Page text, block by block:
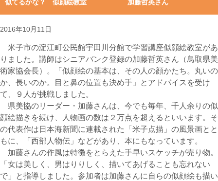
似てるかな？ 似顔絵教室 加藤哲英さん
2016年10月11日
米子市の淀江町公民館宇田川分館で学習講座似顔絵教室があ
りました。講師はシニアバンク登録の加藤哲英さん（鳥取県美
術家協会長）。「似顔絵の基本は、その人の顔かたち。丸いの
か、長いのか。目と鼻の位置も決め手」とアドバイスを受け
て、９人が挑戦しました。
県美協のリーダー・加藤さんは、今でも毎年、千人余りの似
顔絵描きを続け、人物画の数は２万点を超えるといいます。そ
の代表作は日本海新聞に連載された「米子点描」の風景画とと
もに、「西部人物伝」などがあり、本にもなっています。
加藤さんの作風は特徴をとらえた手早いスケッチが売り物。
「女は美しく、男はりりしく、描いてあげることも忘れない
で」と指導しました。参加者は加藤さんに自らの似顔絵も描い